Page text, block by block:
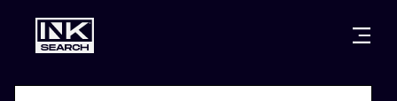
MIASTA GDAŃSK STYLE